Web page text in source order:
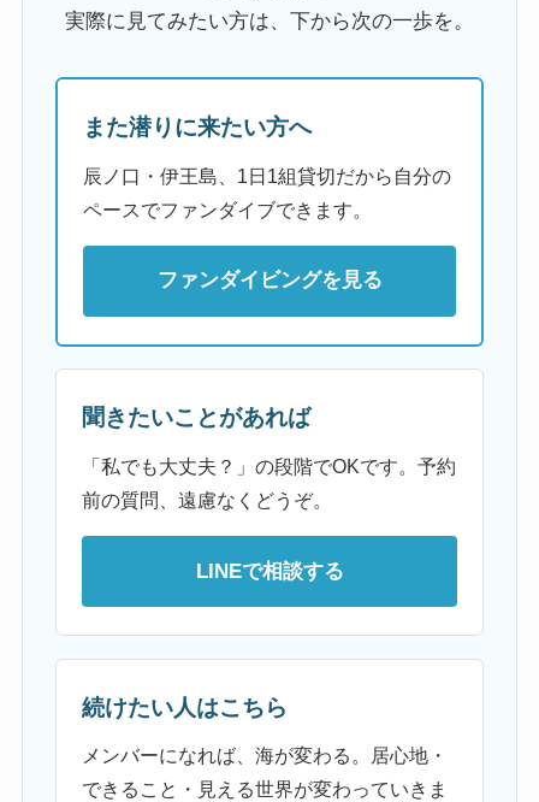
実際に見てみたい方は、下から次の一歩を。
また潜りに来たい方へ
辰ノ口・伊王島、1日1組貸切だから自分の
ペースでファンダイブできます。
ファンダイビングを見る
聞きたいことがあれば
「私でも大丈夫？」の段階でOKです。予約
前の質問、遠慮なくどうぞ。
LINEで相談する
続けたい人はこちら
メンバーになれば、海が変わる。居心地・
できること・見える世界が変わっていきま